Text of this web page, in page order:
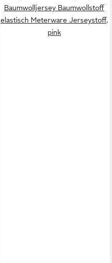
Baumwolljersey Baumwollstoff
elastisch Meterware Jerseystoff,
pink